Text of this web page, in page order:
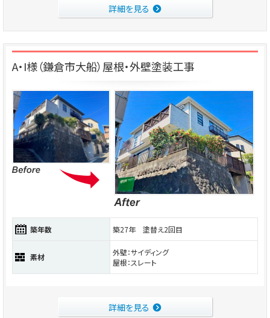
詳細を見る
A・I様（鎌倉市大船）屋根・外壁塗装工事
築年数 築27年 塗替え2回目
素材
外壁：サイディング
屋根：スレート
詳細を見る